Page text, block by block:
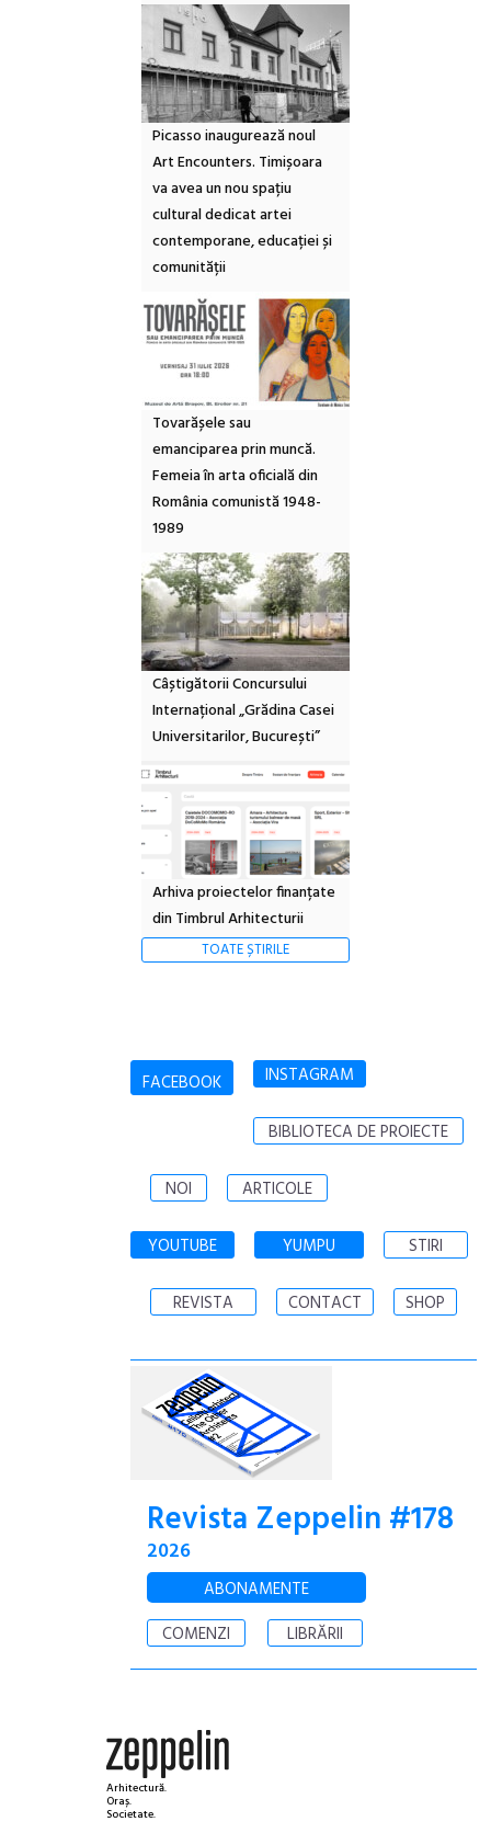
Picasso inaugurează noul
Art Encounters. Timișoara
va avea un nou spațiu
cultural dedicat artei
contemporane, educației și
comunității
Tovarășele sau
emanciparea prin muncă.
Femeia în arta oficială din
România comunistă 1948-
1989
Câștigătorii Concursului
Internațional „Grădina Casei
Universitarilor, București”
Arhiva proiectelor finanțate
din Timbrul Arhitecturii
TOATE ȘTIRILE
FACEBOOK INSTAGRAM
BIBLIOTECA DE PROIECTE
NOI ARTICOLE
YOUTUBE YUMPU STIRI
REVISTA CONTACT SHOP
Revista Zeppelin #178
2026
ABONAMENTE
COMENZI
LIBRĂRII
Arhitectură.
Oraș.
Societate.